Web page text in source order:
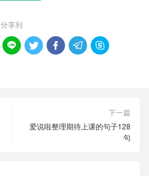
分享到
    
下一篇
爱说啦整理期待上课的句子128
句